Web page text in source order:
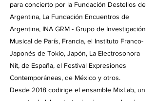
para concierto por la Fundación Destellos de
Argentina, La Fundación Encuentros de
Argentina, INA GRM - Grupo de Investigación
Musical de París, Francia, el Instituto Franco-
Japonés de Tokio, Japón, La Electrosonora
Nit, de España, el Festival Expresiones
Contemporáneas, de México y otros.
Desde 2018 codirige el ensamble MixLab, un